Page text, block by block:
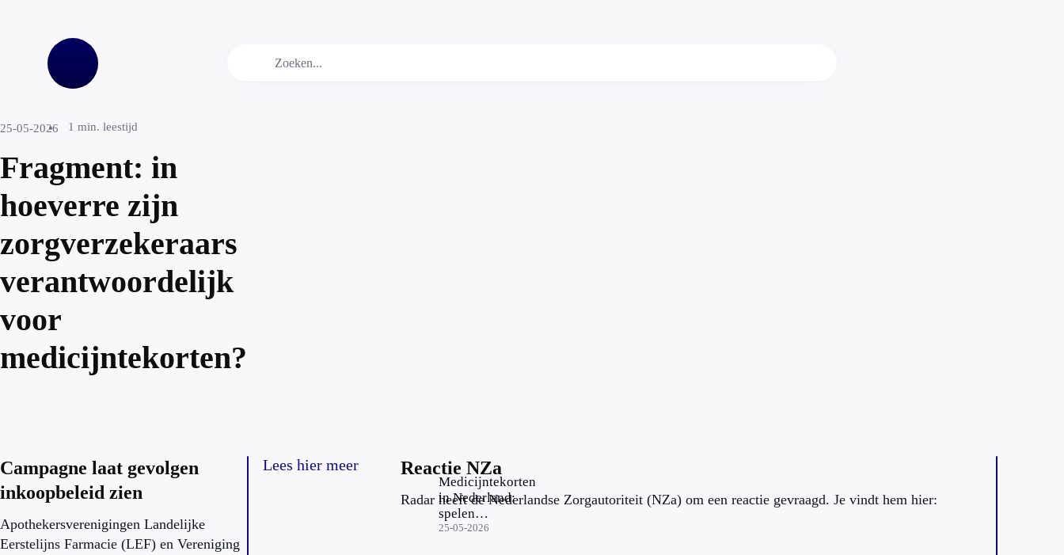
25-05-2026 1 min. leestijd
Fragment: in
hoeverre zijn
zorgverzekeraars
verantwoordelijk
voor
medicijntekorten?
Campagne laat gevolgen
inkoopbeleid zien
Apothekersverenigingen Landelijke
Eerstelijns Farmacie (LEF) en Vereniging
Lees hier meer
Medicijntekorten
in Nederland:
spelen
zorgverzekeraars
25-05-2026
Reactie NZa
Radar heeft de Nederlandse Zorgautoriteit (NZa) om een reactie gevraagd. Je vindt hem hier: